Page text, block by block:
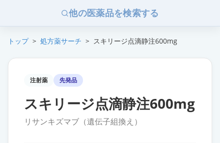
他の医薬品を検索する
トップ > 処方薬サーチ > スキリージ点滴静注600mg
注射薬 先発品
スキリージ点滴静注600mg
リサンキズマブ（遺伝子組換え）